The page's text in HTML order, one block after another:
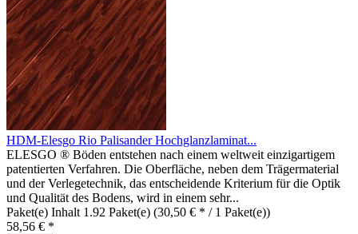
HDM-Elesgo Rio Palisander Hochglanzlaminat...
ELESGO ® Böden entstehen nach einem weltweit einzigartigem
patentierten Verfahren. Die Oberfläche, neben dem Trägermaterial
und der Verlegetechnik, das entscheidende Kriterium für die Optik
und Qualität des Bodens, wird in einem sehr...
Paket(e) Inhalt 1.92 Paket(e) (30,50 € * / 1 Paket(e))
58,56 € *